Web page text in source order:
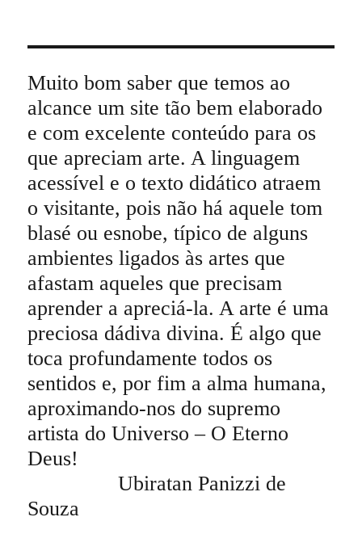
Muito bom saber que temos ao
alcance um site tão bem elaborado
e com excelente conteúdo para os
que apreciam arte. A linguagem
acessível e o texto didático atraem
o visitante, pois não há aquele tom
blasé ou esnobe, típico de alguns
ambientes ligados às artes que
afastam aqueles que precisam
aprender a apreciá-la. A arte é uma
preciosa dádiva divina. É algo que
toca profundamente todos os
sentidos e, por fim a alma humana,
aproximando-nos do supremo
artista do Universo – O Eterno
Deus!
Ubiratan Panizzi de
Souza